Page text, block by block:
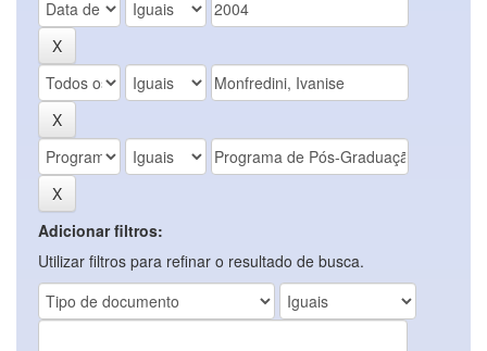
Adicionar filtros:
Utilizar filtros para refinar o resultado de busca.